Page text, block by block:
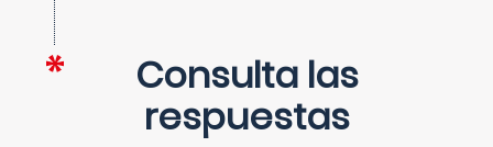
Consulta las
respuestas